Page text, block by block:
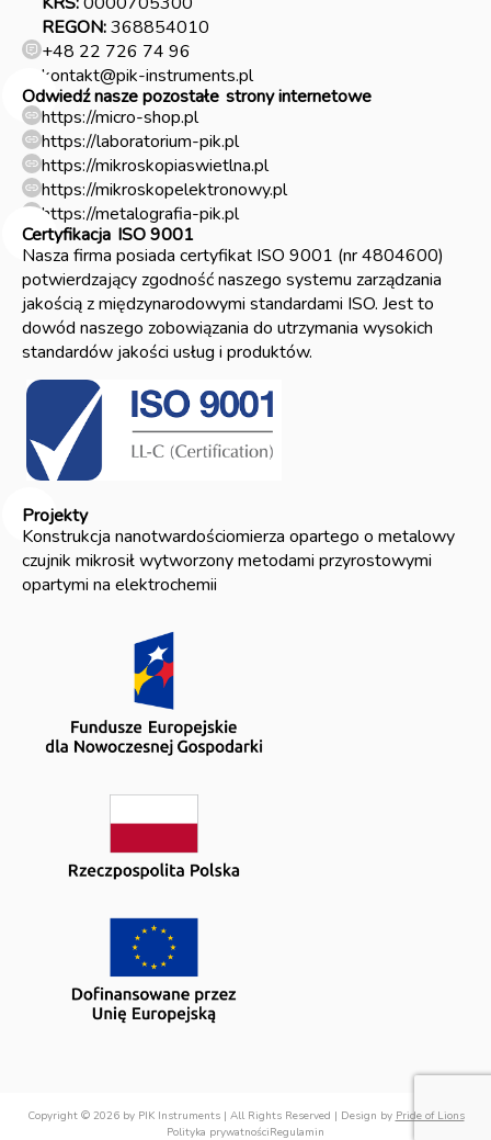
REGON:368854010
+48 22 726 74 96
kontakt@pik-instruments.pl
Odwiedź nasze pozostałe strony internetowe
https://micro-shop.pl
https://laboratorium-pik.pl
https://mikroskopiaswietlna.pl
https://mikroskopelektronowy.pl
https://metalografia-pik.pl
Certyfikacja ISO 9001
Nasza firma posiada certyfikat ISO 9001 (nr 4804600)
potwierdzający zgodność naszego systemu zarządzania
jakością z międzynarodowymi standardami ISO. Jest to
dowód naszego zobowiązania do utrzymania wysokich
standardów jakości usług i produktów.
Projekty
Konstrukcja nanotwardościomierza opartego o metalowy
czujnik mikrosił wytworzony metodami przyrostowymi
opartymi na elektrochemii
Polityka prywatnościRegulamin
Copyright © 2026 by PIK Instruments | All Rights Reserved | Design by Pride of Lions